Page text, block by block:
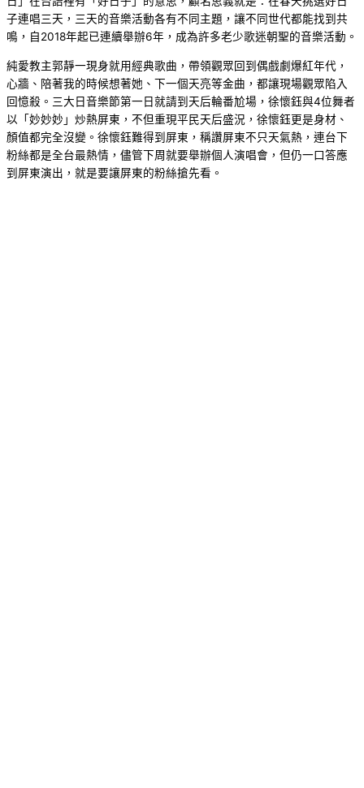
子連唱三天，三天的音樂活動各有不同主題，讓不同世代都能找到共
鳴，自2018年起已連續舉辦6年，成為許多老少歌迷朝聖的音樂活動。
純愛教主郭靜一現身就用經典歌曲，帶領觀眾回到偶戲劇爆紅年代，
心牆、陪著我的時候想著她、下一個天亮等金曲，都讓現場觀眾陷入
回憶殺。三大日音樂節第一日就請到天后輪番尬場，徐懷鈺與4位舞者
以「妙妙妙」炒熱屏東，不但重現平民天后盛況，徐懷鈺更是身材、
顏值都完全沒變。徐懷鈺難得到屏東，稱讚屏東不只天氣熱，連台下
粉絲都是全台最熱情，儘管下周就要舉辦個人演唱會，但仍一口答應
到屏東演出，就是要讓屏東的粉絲搶先看。